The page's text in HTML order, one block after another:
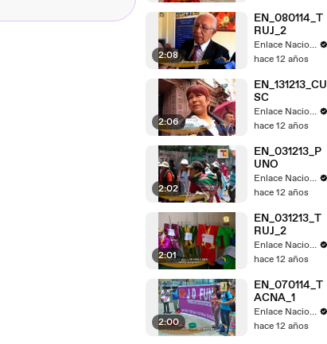
2:08
EN_080114_T
RUJ_2
Enlace Nacional
hace 12 años
2:06
EN_131213_CU
SC
Enlace Nacional
hace 12 años
2:02
EN_031213_P
UNO
Enlace Nacional
hace 12 años
2:01
EN_031213_T
RUJ_2
Enlace Nacional
hace 12 años
2:00
EN_070114_T
ACNA_1
Enlace Nacional
hace 12 años